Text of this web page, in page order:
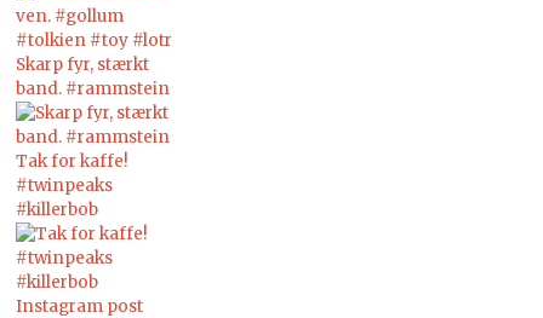
Skarp fyr, stærkt
band. #rammstein
Tak for kaffe!
#twinpeaks
#killerbob
Instagram post